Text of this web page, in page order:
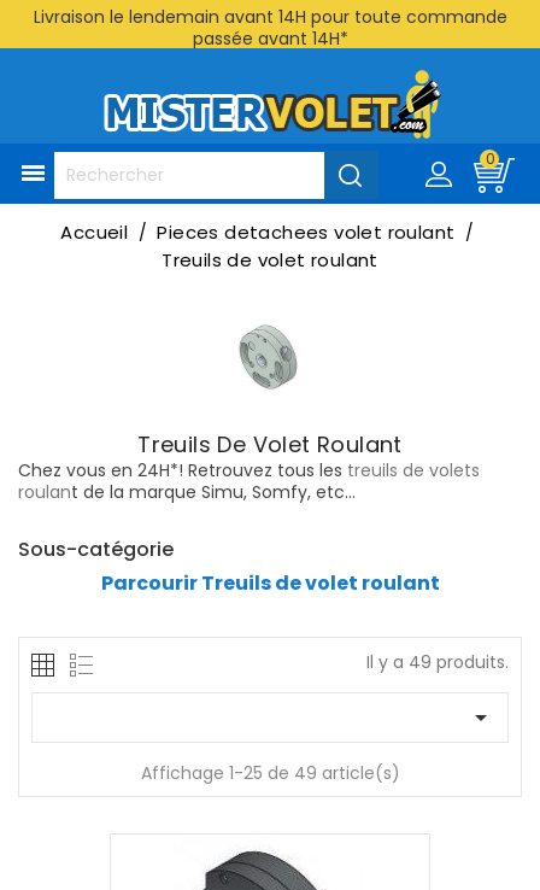
Livraison le lendemain avant 14H pour toute commande
passée avant 14H*

0
Accueil
Pieces detachees volet roulant
Treuils de volet roulant
Treuils De Volet Roulant
Chez vous en 24H*! Retrouvez tous les treuils de volets
roulant de la marque Simu, Somfy, etc...
Sous-catégorie
Parcourir Treuils de volet roulant
Il y a 49 produits.

Affichage 1-25 de 49 article(s)